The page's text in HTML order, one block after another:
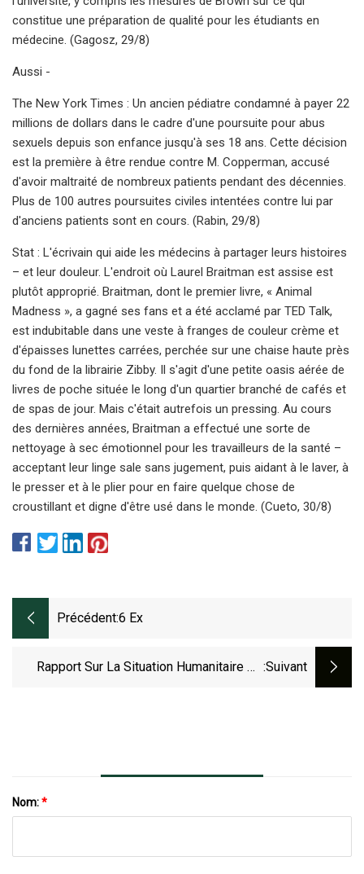
constitue une préparation de qualité pour les étudiants en
médecine. (Gagosz, 29/8)
Aussi -
The New York Times : Un ancien pédiatre condamné à payer 22
millions de dollars dans le cadre d'une poursuite pour abus
sexuels depuis son enfance jusqu'à ses 18 ans. Cette décision
est la première à être rendue contre M. Copperman, accusé
d'avoir maltraité de nombreux patients pendant des décennies.
Plus de 100 autres poursuites civiles intentées contre lui par
d'anciens patients sont en cours. (Rabin, 29/8)
Stat : L'écrivain qui aide les médecins à partager leurs histoires
– et leur douleur. L'endroit où Laurel Braitman est assise est
plutôt approprié. Braitman, dont le premier livre, « Animal
Madness », a gagné ses fans et a été acclamé par TED Talk,
est indubitable dans une veste à franges de couleur crème et
d'épaisses lunettes carrées, perchée sur une chaise haute près
du fond de la librairie Zibby. Il s'agit d'une petite oasis aérée de
livres de poche située le long d'un quartier branché de cafés et
de spas de jour. Mais c'était autrefois un pressing. Au cours
des dernières années, Braitman a effectué une sorte de
nettoyage à sec émotionnel pour les travailleurs de la santé –
acceptant leur linge sale sans jugement, puis aidant à le laver, à
le presser et à le plier pour en faire quelque chose de
croustillant et digne d'être usé dans le monde. (Cueto, 30/8)
Précédent:6 Ex
Rapport Sur La Situation Humanitaire De :suivant
Nom:*